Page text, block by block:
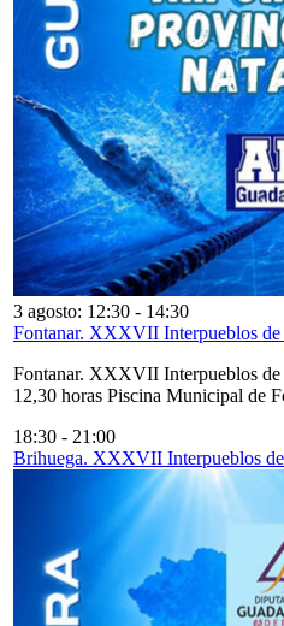
3 agosto: 12:30 - 14:30
Fontanar. XXXVII Interpueblos de
Fontanar. XXXVII Interpueblos de
12,30 horas Piscina Municipal de
18:30 - 21:00
Brihuega. XXXVII Interpueblos